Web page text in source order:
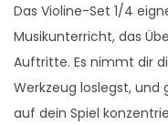
Das Violine-Set 1/4
Musikunterricht, das
Auftritte. Es nimmt dir
Werkzeug loslegst, und
auf dein Spiel